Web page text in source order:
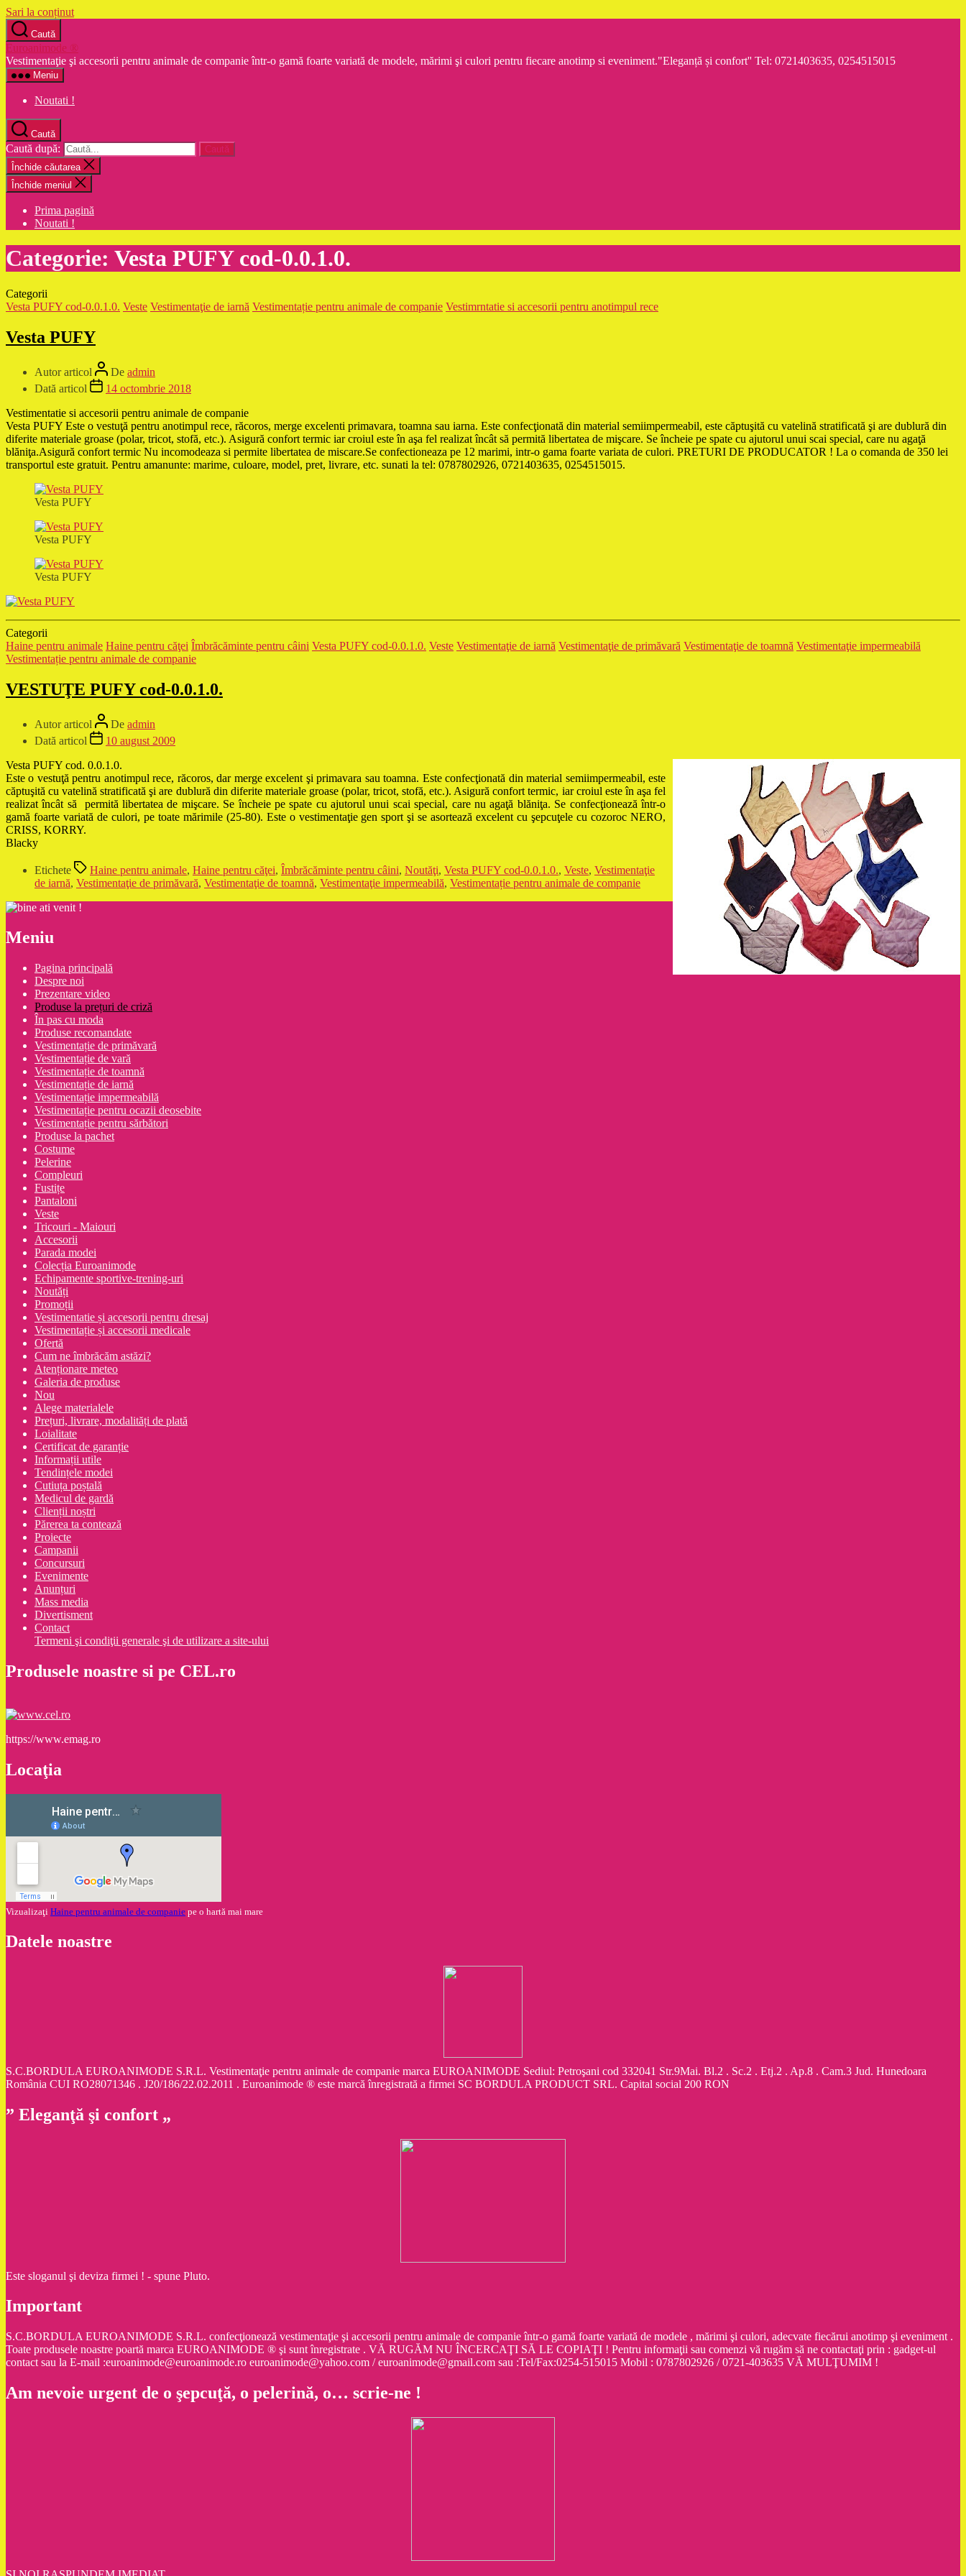
Sari la conținut
Caută
Euroanimode ®
Vestimentaţie şi accesorii pentru animale de companie într-o gamă foarte variată de modele, mărimi şi culori pentru fiecare anotimp si eveniment."Eleganță și confort'' Tel: 0721403635, 0254515015
Meniu
Noutati !
Caută
Caută după:
Închide căutarea
Închide meniul
Prima pagină
Noutati !
Categorie: Vesta PUFY cod-0.0.1.0.
Categorii
Vesta PUFY cod-0.0.1.0. Veste Vestimentaţie de iarnă Vestimentație pentru animale de companie Vestimrntatie si accesorii pentru anotimpul rece
Vesta PUFY
Autor articol De admin
Dată articol
14 octombrie 2018
Vestimentatie si accesorii pentru animale de companie
Vesta PUFY Este o vestuţă pentru anotimpul rece, răcoros, merge excelenti primavara, toamna sau iarna. Este confecţionată din material semiimpermeabil, este căptuşită cu vatelină stratificată şi are dublură din
diferite materiale groase (polar, tricot, stofă, etc.). Asigură confort termic iar croiul este în aşa fel realizat încât să permită libertatea de mişcare. Se încheie pe spate cu ajutorul unui scai special, care nu agaţă
blăniţa.Asigură confort termic Nu incomodeaza si permite libertatea de miscare.Se confectioneaza pe 12 marimi, intr-o gama foarte variata de culori. PRETURI DE PRODUCATOR ! La o comanda de 350 lei
transportul este gratuit. Pentru amanunte: marime, culoare, model, pret, livrare, etc. sunati la tel: 0787802926, 0721403635, 0254515015.
Vesta PUFY
Vesta PUFY
Vesta PUFY
Categorii
Haine pentru animale Haine pentru căţei Îmbrăcăminte pentru câini Vesta PUFY cod-0.0.1.0. Veste Vestimentaţie de iarnă Vestimentaţie de primăvară Vestimentaţie de toamnă Vestimentaţie impermeabilă
Vestimentație pentru animale de companie
VESTUŢE PUFY cod-0.0.1.0.
Autor articol De admin
Dată articol
10 august 2009
Vesta PUFY cod. 0.0.1.0.
Este o vestuţă pentru anotimpul rece, răcoros, dar merge excelent şi primavara sau toamna. Este confecţionată din material semiimpermeabil, este
căptuşită cu vatelină stratificată şi are dublură din diferite materiale groase (polar, tricot, stofă, etc.). Asigură confort termic, iar croiul este în aşa fel
realizat încât să
permită libertatea de mişcare. Se încheie pe spate cu ajutorul unui scai special, care nu agaţă blăniţa. Se confecţionează într-o
gamă foarte variată de culori, pe toate mărimile (25-80). Este o vestimentaţie gen sport şi se asortează excelent cu şepcuţele cu cozoroc NERO,
CRISS, KORRY.
Blacky
Etichete Haine pentru animale, Haine pentru căţei, Îmbrăcăminte pentru câini, Noutăţi, Vesta PUFY cod-0.0.1.0., Veste, Vestimentaţie
de iarnă, Vestimentaţie de primăvară, Vestimentaţie de toamnă, Vestimentaţie impermeabilă, Vestimentație pentru animale de companie
Meniu
Pagina principală
Despre noi
Prezentare video
Produse la prețuri de criză
În pas cu moda
Produse recomandate
Vestimentație de primăvară
Vestimentație de vară
Vestimentație de toamnă
Vestimentație de iarnă
Vestimentație impermeabilă
Vestimentație pentru ocazii deosebite
Vestimentație pentru sărbători
Produse la pachet
Costume
Pelerine
Compleuri
Fustițe
Pantaloni
Veste
Tricouri - Maiouri
Accesorii
Parada modei
Colecția Euroanimode
Echipamente sportive-trening-uri
Noutăți
Promoții
Vestimentatie și accesorii pentru dresaj
Vestimentație și accesorii medicale
Ofertă
Cum ne îmbrăcăm astăzi?
Atenționare meteo
Galeria de produse
Nou
Alege materialele
Prețuri, livrare, modalități de plată
Loialitate
Certificat de garanție
Informații utile
Tendințele modei
Cutiuța poștală
Medicul de gardă
Clienții noștri
Părerea ta contează
Proiecte
Campanii
Concursuri
Evenimente
Anunțuri
Mass media
Divertisment
Contact
Termeni şi condiţii generale şi de utilizare a site-ului
Produsele noastre si pe CEL.ro
https://www.emag.ro
Locaţia
Vizualizaţi Haine pentru animale de companie pe o hartă mai mare
Datele noastre
S.C.BORDULA EUROANIMODE S.R.L. Vestimentaţie pentru animale de companie marca EUROANIMODE Sediul: Petroşani cod 332041 Str.9Mai. Bl.2 . Sc.2 . Etj.2 . Ap.8 . Cam.3 Jud. Hunedoara
România CUI RO28071346 . J20/186/22.02.2011 . Euroanimode ® este marcă înregistrată a firmei SC BORDULA PRODUCT SRL. Capital social 200 RON
” Eleganţă şi confort „
Este sloganul şi deviza firmei ! - spune Pluto.
Important
S.C.BORDULA EUROANIMODE S.R.L. confecţionează vestimentaţie şi accesorii pentru animale de companie într-o gamă foarte variată de modele , mărimi şi culori, adecvate fiecărui anotimp şi eveniment .
Toate produsele noastre poartă marca EUROANIMODE ® şi sunt înregistrate . VĂ RUGĂM NU ÎNCERCAŢI SĂ LE COPIAŢI ! Pentru informaţii sau comenzi vă rugăm să ne contactaţi prin : gadget-ul
contact sau la E-mail :euroanimode@euroanimode.ro euroanimode@yahoo.com / euroanimode@gmail.com sau :Tel/Fax:0254-515015 Mobil : 0787802926 / 0721-403635 VĂ MULŢUMIM !
Am nevoie urgent de o şepcuţă, o pelerină, o… scrie-ne !